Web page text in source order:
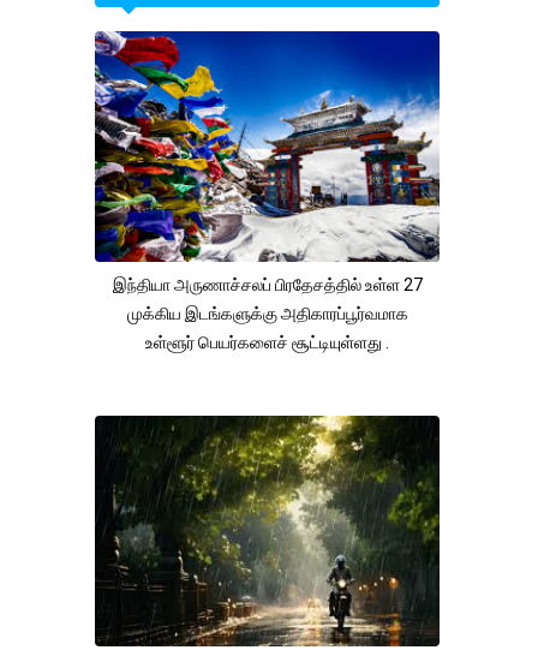
இந்தியா அருணாச்சலப் பிரதேசத்தில் உள்ள 27
முக்கிய இடங்களுக்கு அதிகாரப்பூர்வமாக
உள்ளூர் பெயர்களைச் சூட்டியுள்ளது .